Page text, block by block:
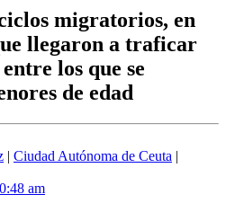
migratorios, en
llegaron a traficar
los que se
de edad
| Ciudad Autónoma de Ceuta |
am